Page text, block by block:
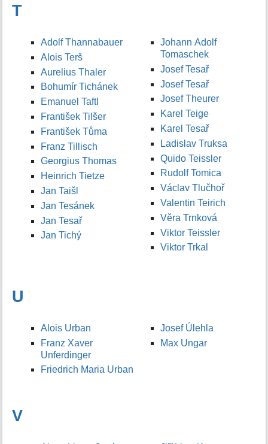
T
Adolf Thannabauer
Alois Terš
Aurelius Thaler
Bohumír Tichánek
Emanuel Taftl
František Tilšer
František Tůma
Franz Tillisch
Georgius Thomas
Heinrich Tietze
Jan Taišl
Jan Tesánek
Jan Tesař
Jan Tichý
Johann Adolf
Tomaschek
Josef Tesař
Josef Tesař
Josef Theurer
Karel Teige
Karel Tesař
Ladislav Truksa
Quido Teissler
Rudolf Tomica
Václav Tlučhoř
Valentin Teirich
Věra Trnková
Viktor Teissler
Viktor Trkal
U
Alois Urban
Franz Xaver
Unferdinger
Friedrich Maria Urban
Josef Úlehla
Max Ungar
V